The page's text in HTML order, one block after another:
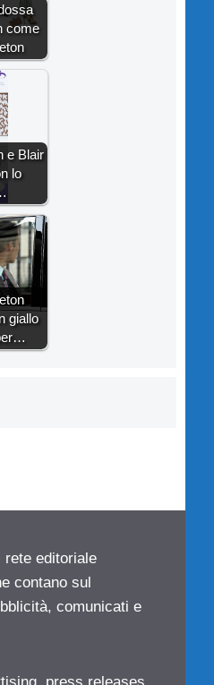
come
e Blair
lo
giallo
rete editoriale
contano sul
comunicati e